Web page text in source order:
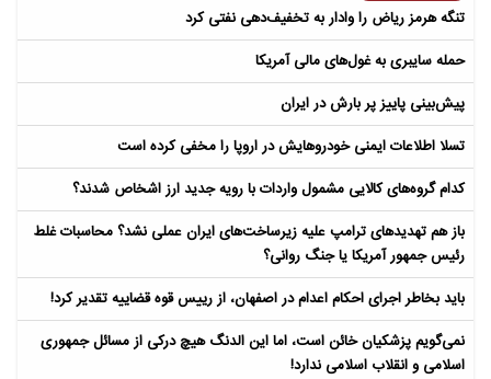
تنگه هرمز ریاض را وادار به تخفیف‌دهی نفتی کرد
حمله سایبری به غول‌های مالی آمریکا
پیش‌بینی پاییز پر بارش در ایران
تسلا اطلاعات ایمنی خودروهایش در اروپا را مخفی کرده است
کدام گروه‌های کالایی مشمول واردات با رویه جدید ارز اشخاص شدند؟
باز هم تهدیدهای ترامپ علیه زیرساخت‌های ایران عملی نشد؟ محاسبات غلط
رئیس جمهور آمریکا یا جنگ روانی؟
باید بخاطر اجرای احکام اعدام در اصفهان، از رییس قوه قضاییه تقدیر کرد!
نمی‌گویم پزشکیان خائن است، اما این الدنگ هیچ درکی از مسائل جمهوری
اسلامی و انقلاب اسلامی ندارد!